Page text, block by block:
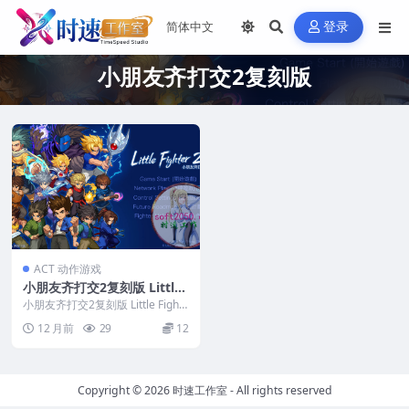
登录
小朋友齐打交2复刻版
ACT 动作游戏
小朋友齐打交2复刻版 Little
Fighter 2 Remastered WI
N游戏 PC电脑游戏 适配系统
WIN10 WIN11
小朋友齐打交2复刻版 Little Fighte
12 月前 29 12
Copyright © 2026时速工作室- All rights reserved